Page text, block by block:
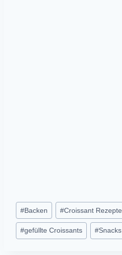
Post
Tags:
#Backen #Croissant Rezepte
#gefüllte Croissants #Snacks